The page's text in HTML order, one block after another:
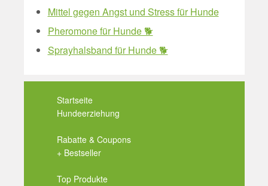
Mittel gegen Angst und Stress für Hunde
Pheromone für Hunde 🐕
Sprayhalsband für Hunde 🐕
Startseite
Hundeerziehung
Rabatte & Coupons
+ Bestseller
Top Produkte